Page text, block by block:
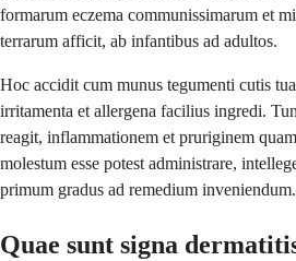
formarum eczema communissimarum et
terrarum afficit, ab infantibus ad adultos.
Hoc accidit cum munus tegumenti cutis
irritamenta et allergena facilius ingredi.
reagit, inflammationem et pruriginem
molestum esse potest administrare,
primum gradus ad remedium inveniendum.
Quae sunt signa